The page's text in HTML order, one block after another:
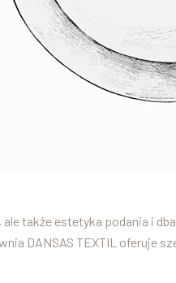
także estetyka podania i
DANSAS TEXTIL oferuje